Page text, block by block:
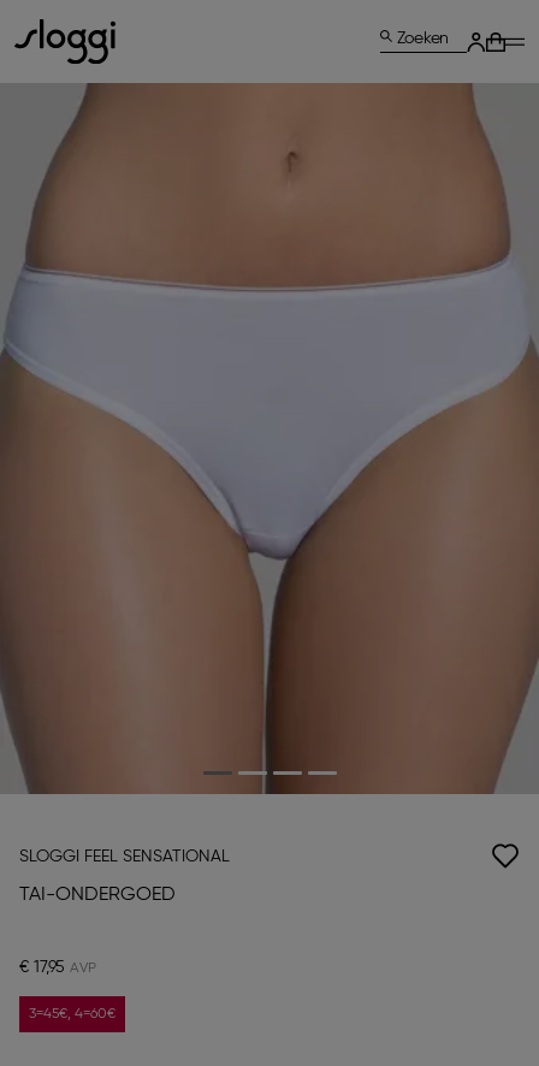
Zoeken
SLOGGI FEEL SENSATIONAL
TAI-ONDERGOED
€ 17,95
3=45€, 4=60€